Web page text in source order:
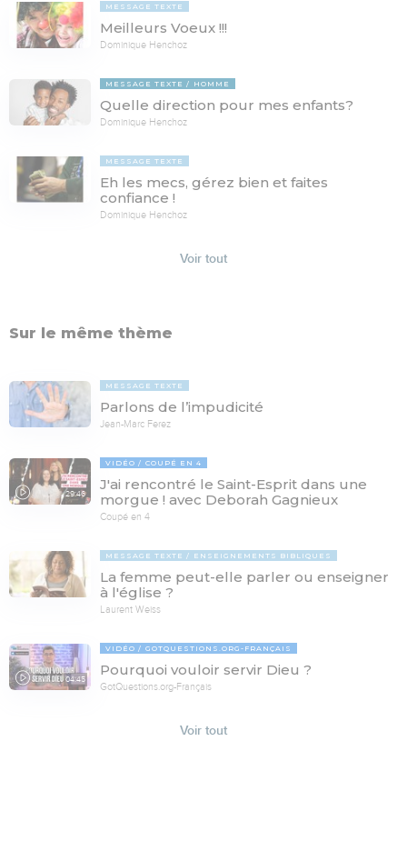
MESSAGE TEXTE
Meilleurs Voeux !!!
Dominique Henchoz
MESSAGE TEXTE HOMME
Quelle direction pour mes enfants?
Dominique Henchoz
MESSAGE TEXTE
Eh les mecs, gérez bien et faites
confiance !
Dominique Henchoz
Voir tout
Sur le même thème
MESSAGE TEXTE
Parlons de l’impudicité
Jean-Marc Ferez
29:46
VIDÉO COUPÉ EN 4
J'ai rencontré le Saint-Esprit dans une
morgue ! avec Deborah Gagnieux
Coupé en 4
MESSAGE TEXTE ENSEIGNEMENTS BIBLIQUES
La femme peut-elle parler ou enseigner
à l'église ?
Laurent Weiss
04:45
VIDÉO GOTQUESTIONS.ORG-FRANÇAIS
Pourquoi vouloir servir Dieu ?
GotQuestions.org-Français
Voir tout